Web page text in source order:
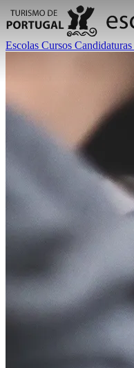
Escolas Cursos Candidaturas